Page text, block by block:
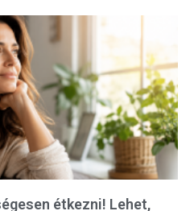
étkezni! Lehet,